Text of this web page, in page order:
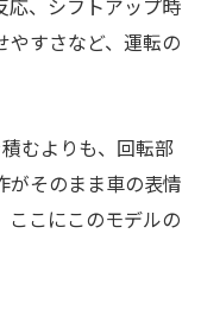
やすさなど、運転の
むよりも、回転部
がそのまま車の表情
ここにこのモデルの